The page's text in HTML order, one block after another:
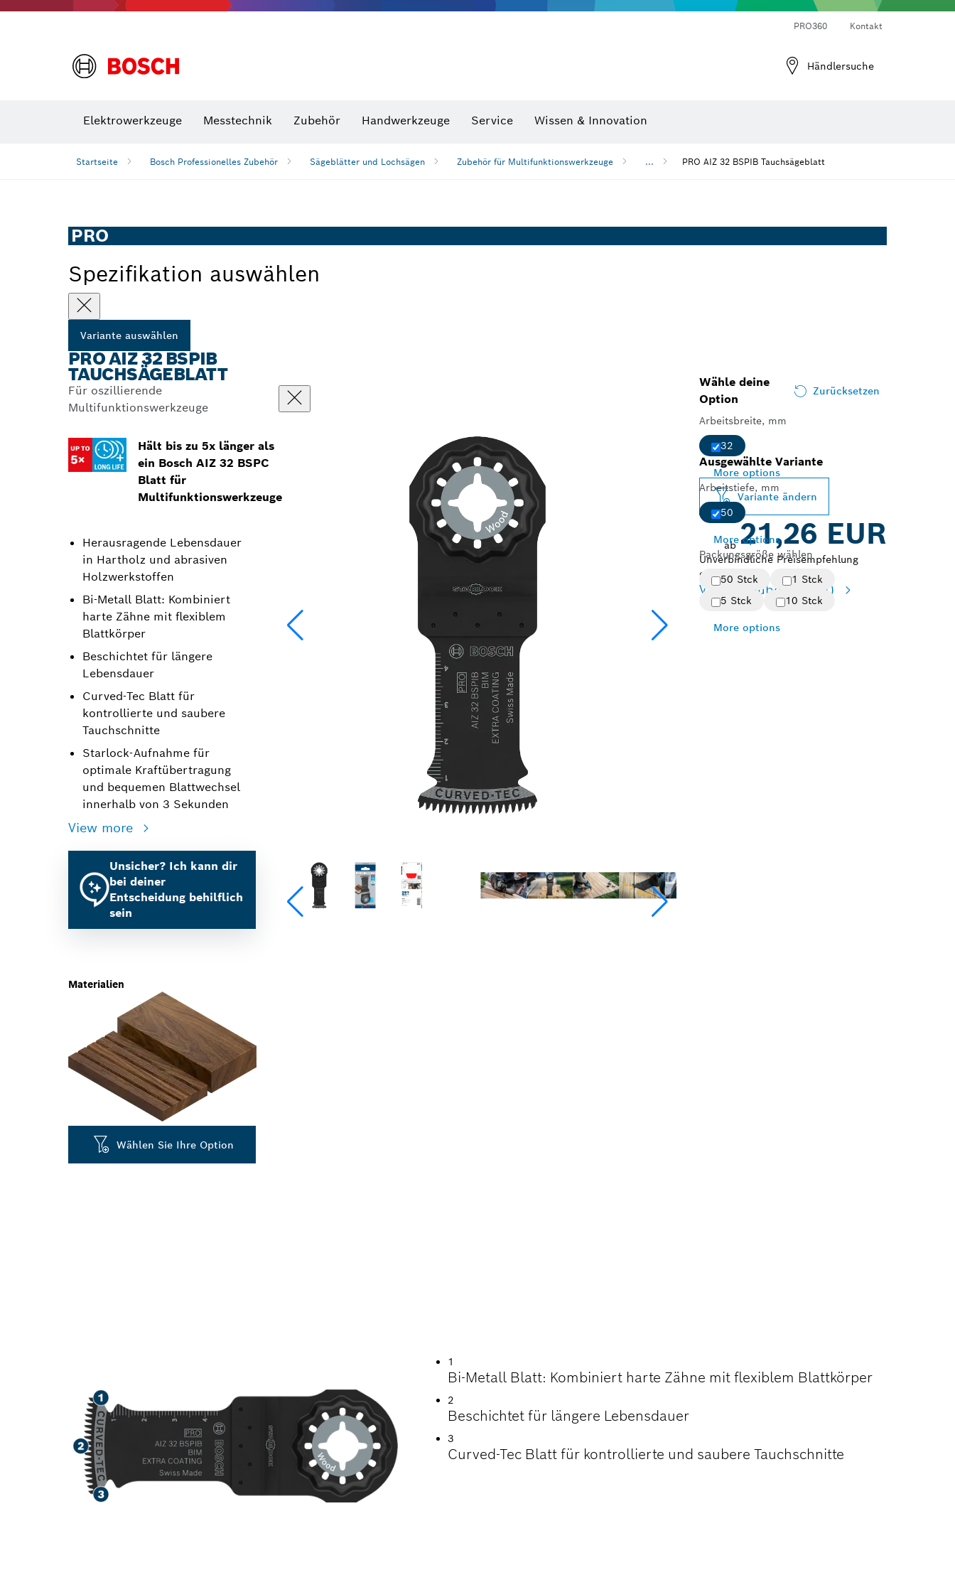
PRO360 Kontakt
Händlersuche
Elektrowerkzeuge Messtechnik Zubehör Handwerkzeuge Service Wissen & Innovation
Startseite Bosch Professionelles Zubehör Sägeblätter und Lochsägen Zubehör für Multifunktionswerkzeuge ... PRO AIZ 32 BSPIB Tauchsägeblatt
PRO
Spezifikation auswählen
Variante auswählen
PRO AIZ 32 BSPIB
TAUCHSÄGEBLATT
Für oszillierende
Multifunktionswerkzeuge
Hält bis zu 5x länger als
ein Bosch AIZ 32 BSPC
Blatt für
Multifunktionswerkzeuge
Herausragende Lebensdauer
in Hartholz und abrasiven
Holzwerkstoffen
Bi-Metall Blatt: Kombiniert
harte Zähne mit flexiblem
Blattkörper
Beschichtet für längere
Lebensdauer
Curved-Tec Blatt für
kontrollierte und saubere
Tauchschnitte
Starlock-Aufnahme für
optimale Kraftübertragung
und bequemen Blattwechsel
innerhalb von 3 Sekunden
View more
Unsicher? Ich kann dir
bei deiner
Entscheidung behilflich
sein
Materialien
Wählen Sie Ihre Option
Wähle deine
Option
Zurücksetzen
Arbeitsbreite, mm
32
More options
Arbeitstiefe, mm
50
More options
Packungsgröße wählen
50 Stck
1 Stck
5 Stck
10 Stck
More options
Ausgewählte Variante
Variante ändern
ab21,26 EUR
Unverbindliche Preisempfehlung
ohne MwSt.
Variantenübersicht (4)
1
Bi-Metall Blatt: Kombiniert harte Zähne mit flexiblem Blattkörper
2
Beschichtet für längere Lebensdauer
3
Curved-Tec Blatt für kontrollierte und saubere Tauchschnitte